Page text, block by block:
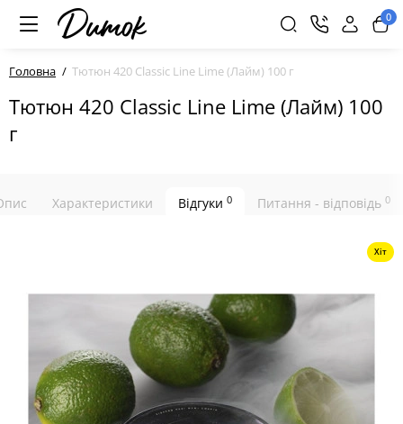
0
Головна Тютюн 420 Classic Line Lime (Лайм) 100 г
Тютюн 420 Classic Line Lime (Лайм) 100
г
Характеристики Відгуки 0 Питання - відповідь 0
Хіт